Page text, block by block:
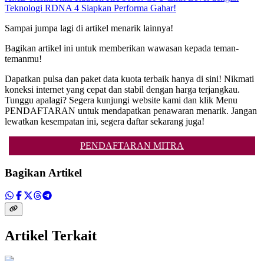
Teknologi RDNA 4 Siapkan Performa Gahar!
Sampai jumpa lagi di artikel menarik lainnya!
Bagikan artikel ini untuk memberikan wawasan kepada teman-
temanmu!
Dapatkan pulsa dan paket data kuota terbaik hanya di sini! Nikmati
koneksi internet yang cepat dan stabil dengan harga terjangkau.
Tunggu apalagi? Segera kunjungi website kami dan klik Menu
PENDAFTARAN untuk mendapatkan penawaran menarik. Jangan
lewatkan kesempatan ini, segera daftar sekarang juga!
PENDAFTARAN MITRA
Bagikan Artikel
Artikel Terkait